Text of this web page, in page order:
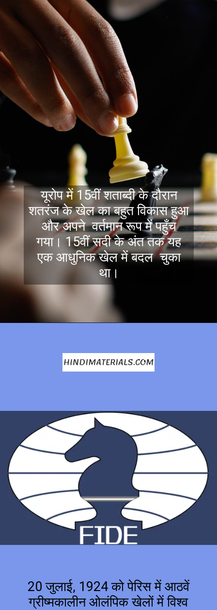
यूरोप में 15वीं शताब्दी के दौरान
शतरंज के खेल का बहुत विकास हुआ
और अपने वर्तमान रूप में पहुँच
गया। 15वीं सदी के अंत तक यह
एक आधुनिक खेल में बदल चुका
था।
20 जुलाई, 1924 को पेरिस में आठवें
ग्रीष्मकालीन ओलंपिक खेलों में विश्व